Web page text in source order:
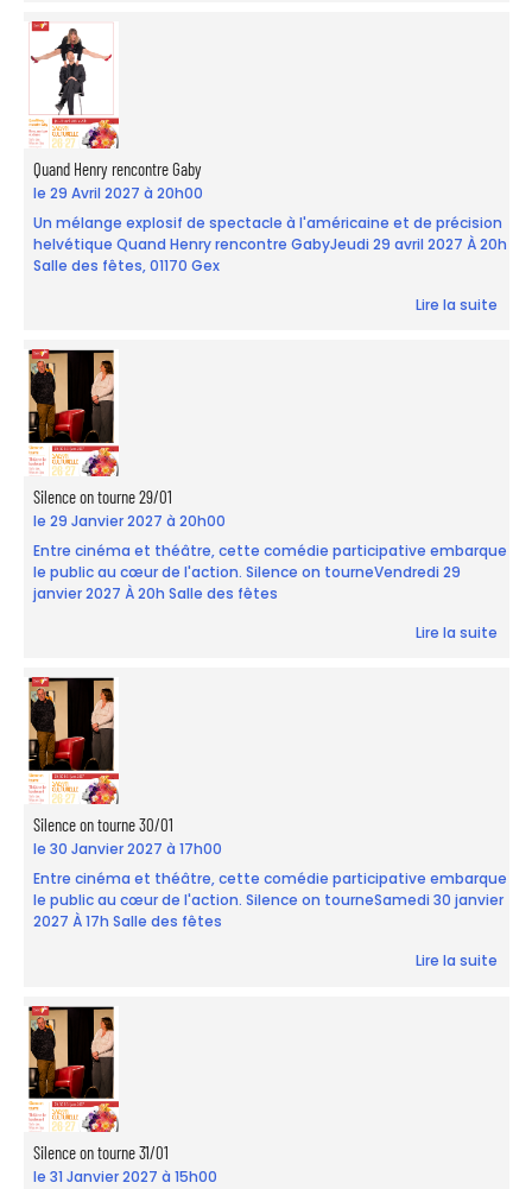
Quand Henry rencontre Gaby
le 29 Avril 2027 à 20h00
Un mélange explosif de spectacle à l'américaine et de précision
helvétique Quand Henry rencontre GabyJeudi 29 avril 2027 À 20h
Salle des fêtes, 01170 Gex
Lire la suite
Silence on tourne 29/01
le 29 Janvier 2027 à 20h00
Entre cinéma et théâtre, cette comédie participative embarque
le public au cœur de l'action. Silence on tourneVendredi 29
janvier 2027 À 20h Salle des fêtes
Lire la suite
Silence on tourne 30/01
le 30 Janvier 2027 à 17h00
Entre cinéma et théâtre, cette comédie participative embarque
le public au cœur de l'action. Silence on tourneSamedi 30 janvier
2027 À 17h Salle des fêtes
Lire la suite
Silence on tourne 31/01
le 31 Janvier 2027 à 15h00